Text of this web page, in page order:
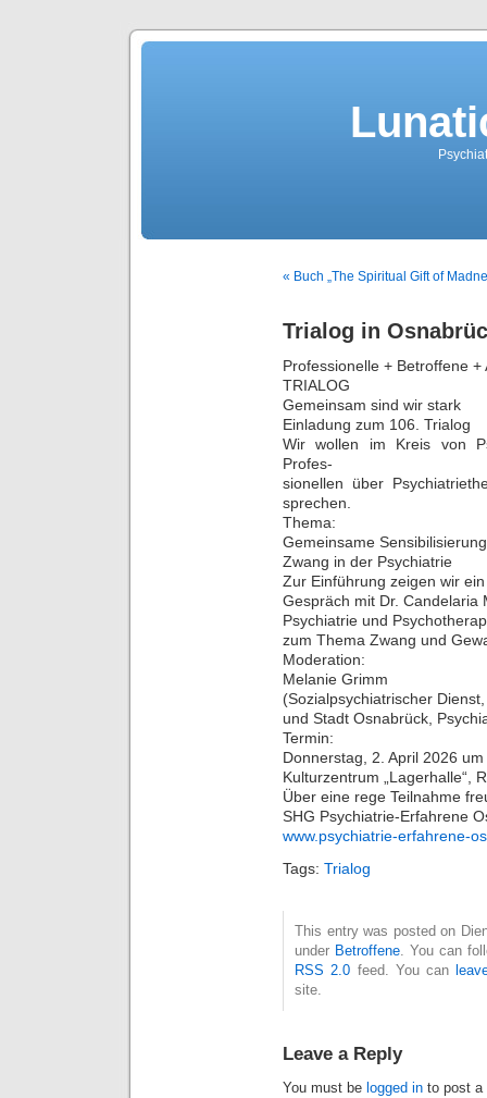
« Buch „The Spiritual Gift of
Trialog in
Professionelle + Betroffene +
TRIALOG
Gemeinsam sind wir stark
Einladung zum 106. Trialog
Wir wollen im Kreis von
Profes-
sionellen über
sprechen.
Thema:
Gemeinsame
Zwang in der Psychiatrie
Zur Einführung zeigen wir
Gespräch mit Dr. Candelaria
Psychiatrie und
zum Thema Zwang und
Moderation:
Melanie Grimm
(Sozialpsychiatrischer
und Stadt Osnabrück,
Termin:
Donnerstag, 2. April 2026
Kulturzentrum „Lagerhalle“,
Über eine rege Teilnahme
SHG Psychiatrie-Erfahrene
www.psychiatrie-erfahrene-
Tags: Trialog
This entry was posted on
under Betroffene. You can
RSS 2.0 feed. You can
site.
Leave a Reply
You must be logged in to post a